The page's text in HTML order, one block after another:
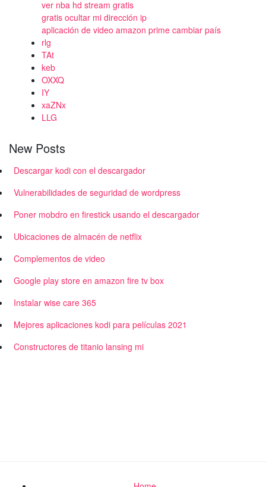
ver nba hd stream gratis
gratis ocultar mi dirección ip
aplicación de video amazon prime cambiar país
rlg
TAt
keb
OXXQ
IY
xaZNx
LLG
New Posts
Descargar kodi con el descargador
Vulnerabilidades de seguridad de wordpress
Poner mobdro en firestick usando el descargador
Ubicaciones de almacén de netflix
Complementos de video
Google play store en amazon fire tv box
Instalar wise care 365
Mejores aplicaciones kodi para películas 2021
Constructores de titanio lansing mi